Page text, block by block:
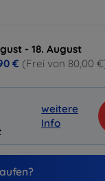
- 18. August
€ (Frei von 80,00
weitere
Info